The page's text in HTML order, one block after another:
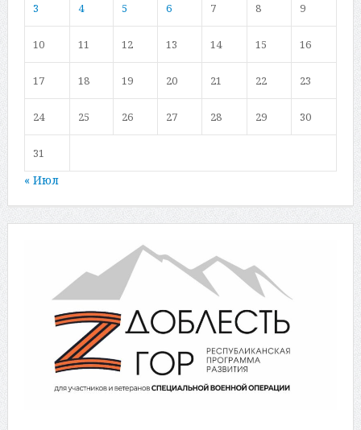
3 4 5 6 7 8 9
10 11 12 13 14 15 16
17 18 19 20 21 22 23
24 25 26 27 28 29 30
31
« Июл